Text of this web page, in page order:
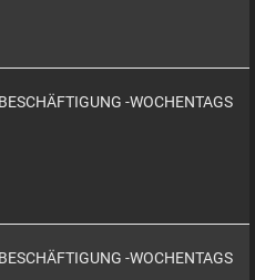
-WOCHENTAGS
-WOCHENTAGS